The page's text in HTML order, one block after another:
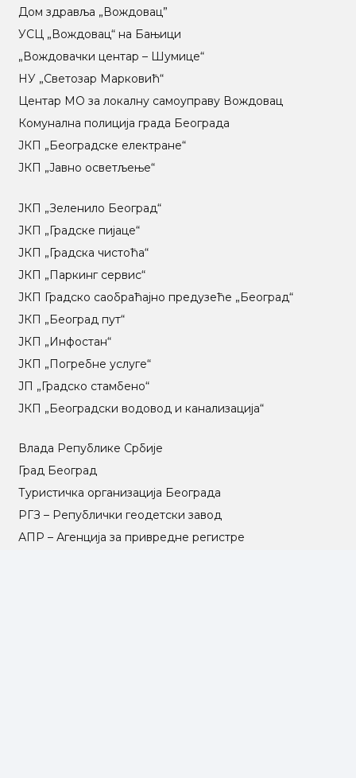
Дом здравља „Вождовац”
УСЦ „Вождовац“ на Бањици
„Вождовачки центар – Шумице“
НУ „Светозар Марковић“
Центар МO за локалну самоуправу Вождовац
Комунална полиција града Београда
ЈКП „Београдске електране“
ЈКП „Јавно осветљење“
ЈКП „Зеленило Београд“
ЈКП „Градске пијаце“
ЈКП „Градска чистоћа“
ЈКП „Паркинг сервис“
ЈКП Градско саобраћајно предузеће „Београд“
ЈКП „Београд пут“
ЈКП „Инфостан“
ЈКП „Погребне услуге“
ЈП „Градско стамбено“
ЈКП „Београдски водовод и канализација“
Влада Републике Србије
Град Београд
Туристичка организација Београда
РГЗ – Републички геодетски завод
АПР – Агенција за привредне регистре